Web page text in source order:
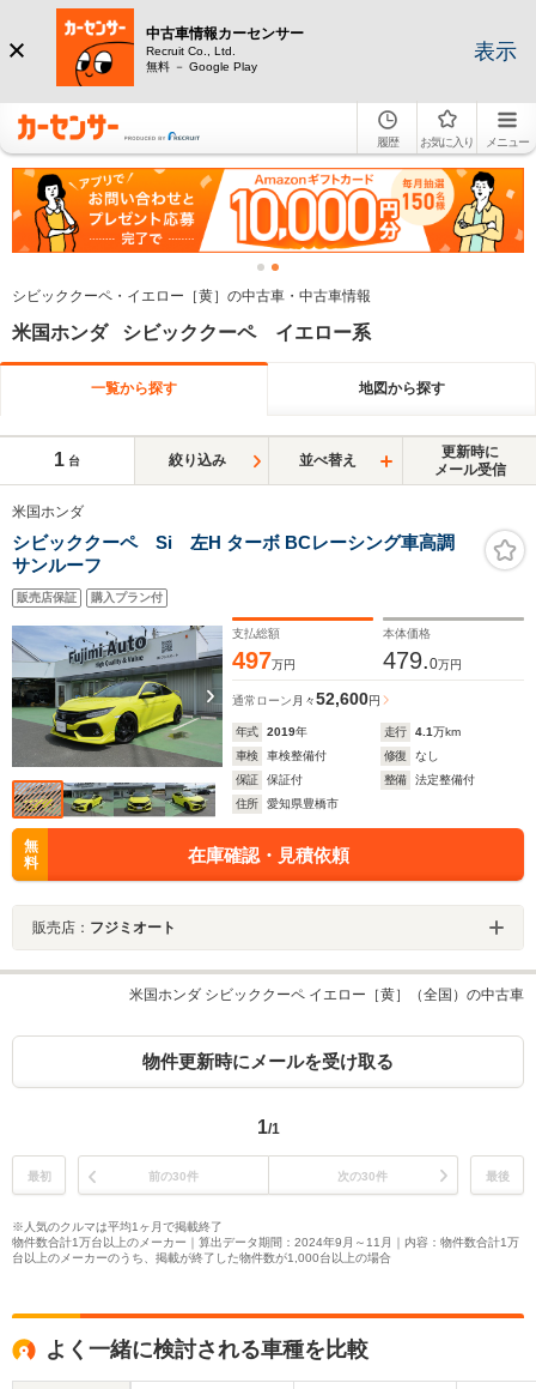
中古車情報カーセンサー
Recruit Co., Ltd.
無料 － Google Play
表示
履歴 お気に入り メニュー
シビッククーペ・イエロー［黄］の中古車・中古車情報
米国ホンダ シビッククーペ イエロー系
一覧から探す 地図から探す
1 台 絞り込み 並べ替え
更新時に
メール受信
米国ホンダ
シビッククーペ Si 左H ターボ BCレーシング車高調
サンルーフ
販売店保証 購入プラン付
支払総額
497万円
本体価格
479.0万円
通常ローン 月々52,600円
年式 2019年 走行 4.1万km
車検
車検整備付 修復
なし
保証
保証付 整備
法定整備付
住所
愛知県豊橋市
無
料
在庫確認・見積依頼
販売店： フジミオート
米国ホンダ シビッククーペ イエロー［黄］（全国）の中古車
物件更新時にメールを受け取る
1/1
最初 前の30件 次の30件 最後
※人気のクルマは平均1ヶ月で掲載終了
物件数合計1万台以上のメーカー｜算出データ期間：2024年9月～11月｜内容：物件数合計1万
台以上のメーカーのうち、掲載が終了した物件数が1,000台以上の場合
よく一緒に検討される車種を比較